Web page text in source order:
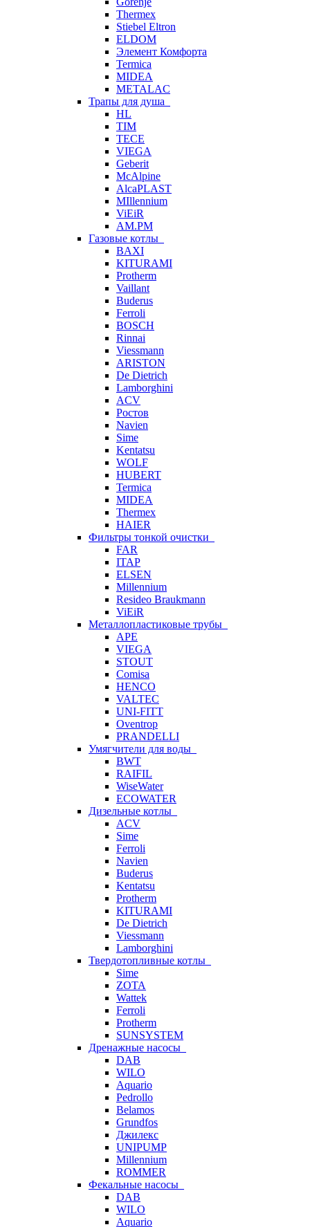
Thermex
Stiebel Eltron
ELDOM
Элемент Комфорта
Termica
MIDEA
METALAC
Трапы для душа
HL
TIM
TECE
VIEGA
Geberit
McAlpine
AlcaPLAST
MIllennium
ViEiR
AM.PM
Газовые котлы
BAXI
KITURAMI
Protherm
Vaillant
Buderus
Ferroli
BOSCH
Rinnai
Viessmann
ARISTON
De Dietrich
Lamborghini
ACV
Ростов
Navien
Sime
Kentatsu
WOLF
HUBERT
Termica
MIDEA
Thermex
HAIER
Фильтры тонкой очистки
FAR
ITAP
ELSEN
Millennium
Resideo Braukmann
ViEiR
Металлопластиковые трубы
APE
VIEGA
STOUT
Comisa
HENCO
VALTEC
UNI-FITT
Oventrop
PRANDELLI
Умягчители для воды
BWT
RAIFIL
WiseWater
ECOWATER
Дизельные котлы
ACV
Sime
Ferroli
Navien
Buderus
Kentatsu
Protherm
KITURAMI
De Dietrich
Viessmann
Lamborghini
Твердотопливные котлы
Sime
ZOTA
Wattek
Ferroli
Protherm
SUNSYSTEM
Дренажные насосы
DAB
WILO
Aquario
Pedrollo
Belamos
Grundfos
Джилекс
UNIPUMP
Millennium
ROMMER
Фекальные насосы
DAB
WILO
Aquario